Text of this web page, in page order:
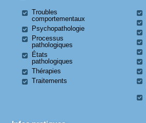
Troubles
comportementaux
Psychopathologie
Processus
pathologiques
États
pathologiques
Thérapies
Traitements